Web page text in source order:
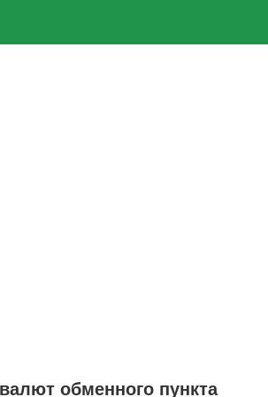
обменного пункта